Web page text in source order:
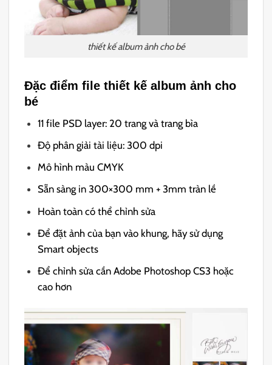
thiết kế album ảnh cho bé
Đặc điểm file thiết kế album ảnh cho
bé
11 file PSD layer: 20 trang và trang bìa
Độ phân giải tài liệu: 300 dpi
Mô hình màu CMYK
Sẵn sàng in 300×300 mm + 3mm tràn lề
Hoàn toàn có thể chỉnh sửa
Để đặt ảnh của bạn vào khung, hãy sử dụng
Smart objects
Để chỉnh sửa cần Adobe Photoshop CS3 hoặc
cao hơn